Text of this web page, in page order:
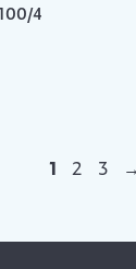
4
1 2 3 →